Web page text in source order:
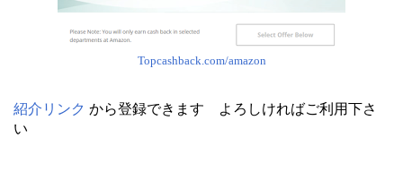
Topcashback.com/amazon
紹介リンク から登録できます よろしければご利用下さ
い